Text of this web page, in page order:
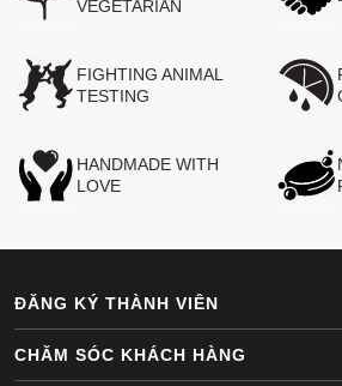
VEGETARIAN
FIGHTING ANIMAL
TESTING
HANDMADE WITH
LOVE
ĐĂNG KÝ THÀNH VIÊN
CHĂM SÓC KHÁCH HÀNG